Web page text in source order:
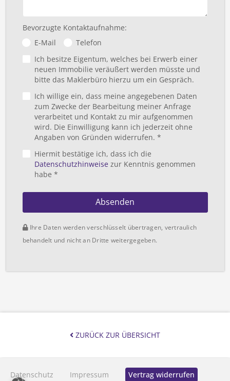
Datenschutz Impressum Vertrag widerrufen
Bevorzugte Kontaktaufnahme:
E-Mail
Telefon
Ich besitze Eigentum, welches bei Erwerb einer
neuen Immobilie veräußert werden müsste und
bitte das Maklerbüro hierzu um ein Gespräch.
Ich willige ein, dass meine angegebenen Daten
zum Zwecke der Bearbeitung meiner Anfrage
verarbeitet und Kontakt zu mir aufgenommen
wird. Die Einwilligung kann ich jederzeit ohne
Angaben von Gründen widerrufen. *
Hiermit bestätige ich, dass ich die
Datenschutzhinweisezur Kenntnis genommen
habe *
Absenden
Ihre Daten werden verschlüsselt übertragen, vertraulich
behandelt und nicht an Dritte weitergegeben.
ZURÜCK ZUR ÜBERSICHT